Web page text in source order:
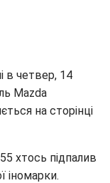
в четвер, 14
Mazda
на сторінці
хтось підпалив
іномарки.